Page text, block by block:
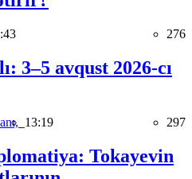
276
3–5 avqust 2026-cı
13:19 297
Tokayevin